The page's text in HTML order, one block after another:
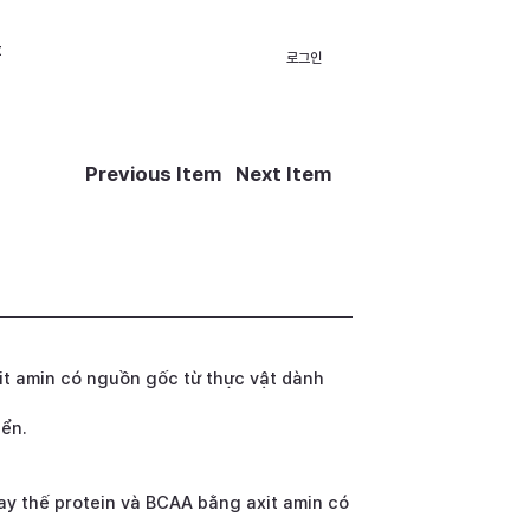
로그인
Next Item
Previous Item
amin có nguồn gốc từ thực vật dành
thế protein và BCAA bằng axit amin có